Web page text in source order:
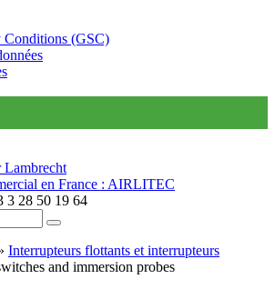
Conditions (GSC)
en France : AIRLITEC
3 28 50 19 64
Interrupteurs flottants et interrupteurs
and immersion probes